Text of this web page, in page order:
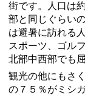
街です。人口は
部と同じぐらい
は避暑に訪れる
スポーツ、ゴル
北部中西部でも
観光の他にもさ
の７５％がミシ